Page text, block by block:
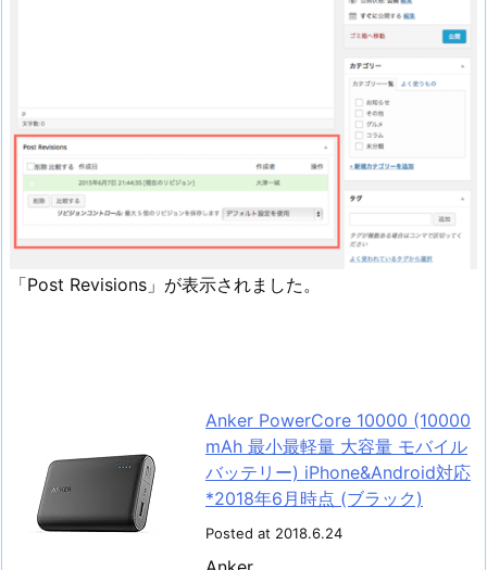
「Post Revisions」が表示されました。
Anker PowerCore 10000 (10000
mAh 最小最軽量 大容量 モバイル
バッテリー) iPhone&Android対応
*2018年6月時点 (ブラック)
Posted at 2018.6.24